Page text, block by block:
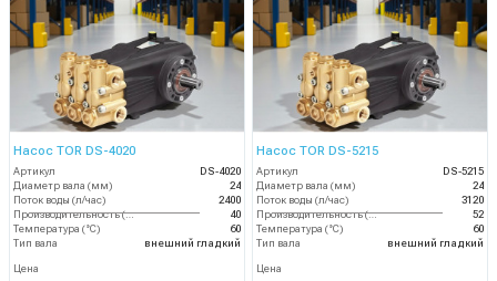
Насос TOR DS-4020
Артикул
DS-4020
Диаметр вала (мм)
24
Поток воды (л/час)
2400
Производительность (л/мин)
40
Температура (°C)
60
Тип вала
внешний гладкий
Цена
Насос TOR DS-5215
Артикул
DS-5215
Диаметр вала (мм)
24
Поток воды (л/час)
3120
Производительность (л/мин)
52
Температура (°C)
60
Тип вала
внешний гладкий
Цена